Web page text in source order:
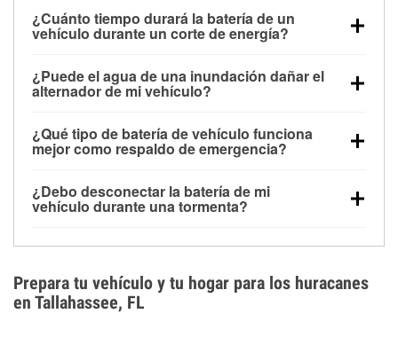
¿Cuánto tiempo durará la batería de un
vehículo durante un corte de energía?
alimentar pequeños accesorios durante un tiempo
limitado, pero el uso repetido sin conducir el vehículo
contar con un equipo de carga de respaldo para
cortes prolongados.
¿Puede el agua de una inundación dañar el
alternador de mi vehículo?
parte baja del compartimento del motor y pueden
dañarse si se sumergen, lo que puede provocar una
días después de la exposición.
¿Qué tipo de batería de vehículo funciona
mejor como respaldo de emergencia?
para aplicaciones de ciclo profundo porque son
selladas, resistentes a las vibraciones y más
¿Debo desconectar la batería de mi
vehículo durante una tormenta?
los daños por inundación. Evitar el agua estancada y
preparar opciones de carga de respaldo son
medidas de protección más efectivas.
Prepara tu vehículo y tu hogar para los huracanes
en Tallahassee, FL